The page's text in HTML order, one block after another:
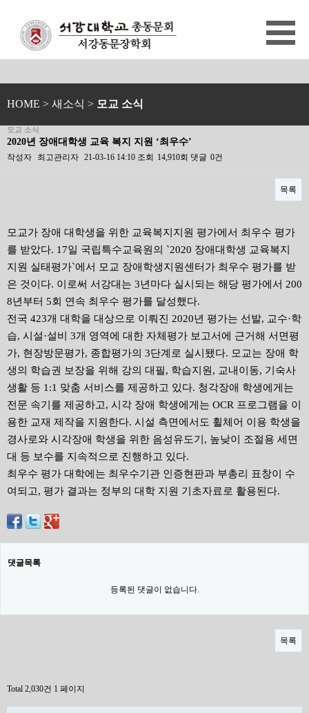
HOME > 새소식 > 모교 소식
모교 소식
2020년 장애대학생 교육 복지 지원 ‘최우수’
작성자 최고관리자 21-03-16 14:10 조회 14,910회 댓글 0건
목록
모교가 장애 대학생을 위한 교육복지지원 평가에서 최우수 평가
를 받았다. 17일 국립특수교육원의 `2020 장애대학생 교육복지
지원 실태평가`에서 모교 장애학생지원센터가 최우수 평가를 받
은 것이다. 이로써 서강대는 3년마다 실시되는 해당 평가에서 200
8년부터 5회 연속 최우수 평가를 달성했다.
전국 423개 대학을 대상으로 이뤄진 2020년 평가는 선발, 교수·학
습, 시설·설비 3개 영역에 대한 자체평가 보고서에 근거해 서면평
가, 현장방문평가, 종합평가의 3단계로 실시됐다. 모교는 장애 학
생의 학습권 보장을 위해 강의 대필, 학습지원, 교내이동, 기숙사
생활 등 1:1 맞춤 서비스를 제공하고 있다. 청각장애 학생에게는
전문 속기를 제공하고, 시각 장애 학생에게는 OCR 프로그램을 이
용한 교재 제작을 지원한다. 시설 측면에서도 휠체어 이용 학생을
경사로와 시각장애 학생을 위한 음성유도기, 높낮이 조절용 세면
대 등 보수를 지속적으로 진행하고 있다.
최우수 평가 대학에는 최우수기관 인증현판과 부총리 표창이 수
여되고, 평가 결과는 정부의 대학 지원 기초자료로 활용된다.
댓글목록
등록된 댓글이 없습니다.
목록
Total 2,030건 1 페이지